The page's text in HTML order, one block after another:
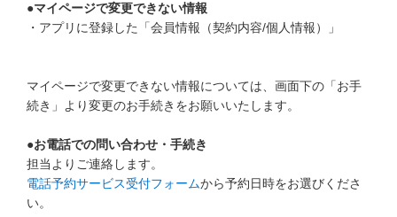
進研ゼミ 中学講座
進研ゼミ高校講座のご紹介はこちら
会員サイトはこちら
●マイページで変更できない情報
・アプリに登録した「会員情報（契約内容/個人情報）」
マイページで変更できない情報については、画面下の「お手
続き」より変更のお手続きをお願いいたします。
●お電話での問い合わせ・手続き
担当よりご連絡します。
電話予約サービス受付フォームから予約日時をお選びくださ
い。